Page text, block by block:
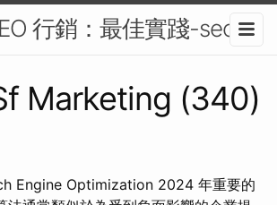
行銷：最佳實踐-seo
Marketing (340)
Engine Optimization 2024 年重要的